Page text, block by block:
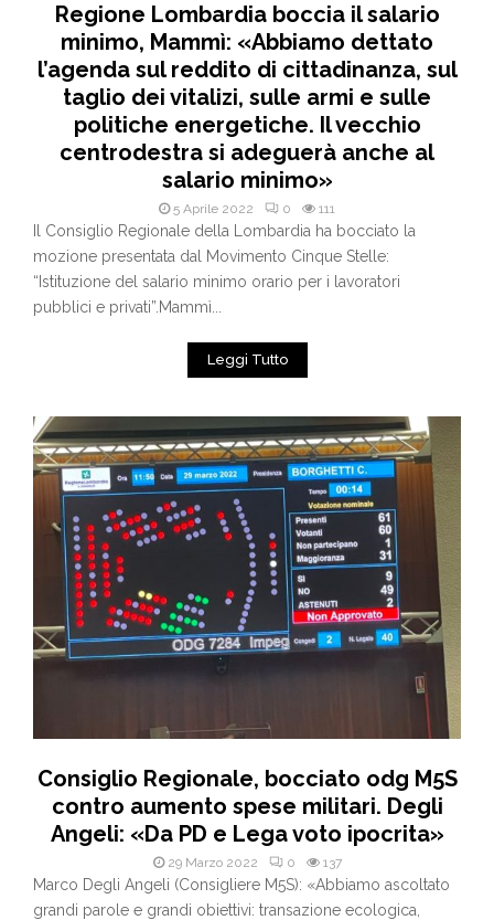
Regione Lombardia boccia il salario
minimo, Mammì: «Abbiamo dettato
l’agenda sul reddito di cittadinanza, sul
taglio dei vitalizi, sulle armi e sulle
politiche energetiche. Il vecchio
centrodestra si adeguerà anche al
salario minimo»
5 Aprile 2022 0 111
Il Consiglio Regionale della Lombardia ha bocciato la
mozione presentata dal Movimento Cinque Stelle:
“Istituzione del salario minimo orario per i lavoratori
pubblici e privati”.Mammì...
Leggi Tutto
Consiglio Regionale, bocciato odg M5S
contro aumento spese militari. Degli
Angeli: «Da PD e Lega voto ipocrita»
29 Marzo 2022 0 137
Marco Degli Angeli (Consigliere M5S): «Abbiamo ascoltato
grandi parole e grandi obiettivi: transazione ecologica,